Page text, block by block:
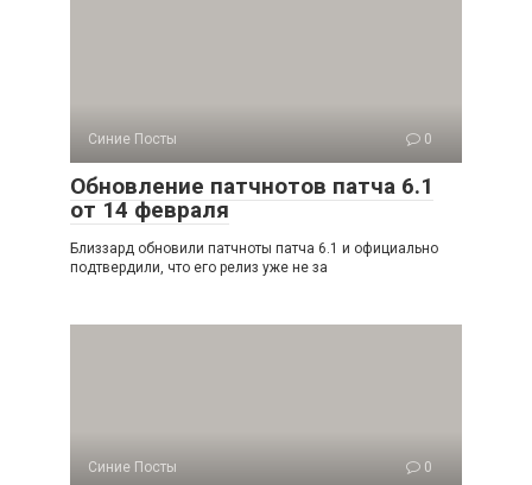
Синие Посты 0
Обновление патчнотов патча 6.1
от 14 февраля
Близзард обновили патчноты патча 6.1 и официально
подтвердили, что его релиз уже не за
Синие Посты 0